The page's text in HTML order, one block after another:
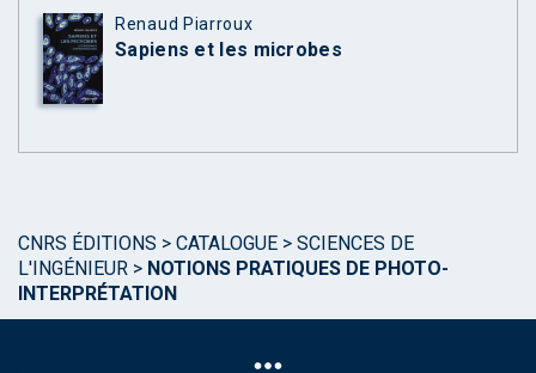
Renaud Piarroux
Sapiens et les microbes
CNRS ÉDITIONS > CATALOGUE > SCIENCES DE
L'INGÉNIEUR > NOTIONS PRATIQUES DE PHOTO-
INTERPRÉTATION